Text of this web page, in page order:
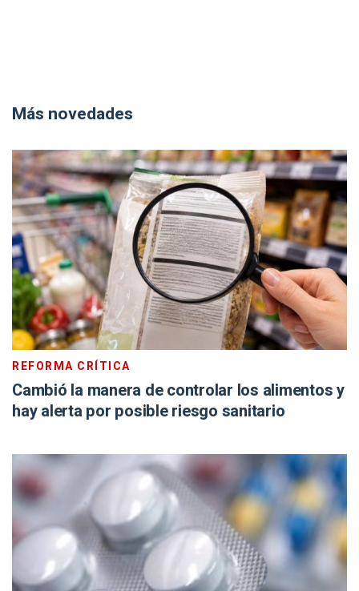
Más novedades
REFORMA CRÍTICA
Cambió la manera de controlar los alimentos y
hay alerta por posible riesgo sanitario